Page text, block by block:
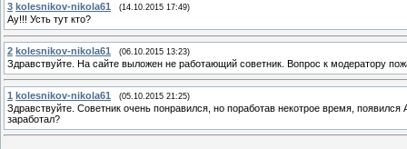
3 kolesnikov-nikola61 (14.10.2015 17:49)
Ау!!! Усть тут кто?
2 kolesnikov-nikola61 (06.10.2015 13:23)
Здравствуйте. На сайте выложен не работающий советник. Вопрос к модератору
1 kolesnikov-nikola61 (05.10.2015 21:25)
Здравствуйте. Советник очень понравился, но поработав некотрое время,
заработал?